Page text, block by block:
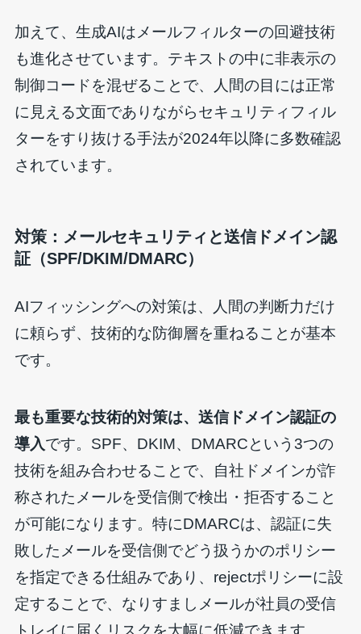
加えて、生成AIはメールフィルターの回避技術
も進化させています。テキストの中に非表示の
制御コードを混ぜることで、人間の目には正常
に見える文面でありながらセキュリティフィル
ターをすり抜ける手法が2024年以降に多数確認
されています。
対策：メールセキュリティと送信ドメイン認
証（SPF/DKIM/DMARC）
AIフィッシングへの対策は、人間の判断力だけ
に頼らず、技術的な防御層を重ねることが基本
です。
最も重要な技術的対策は、送信ドメイン認証の
導入です。SPF、DKIM、DMARCという3つの
技術を組み合わせることで、自社ドメインが詐
称されたメールを受信側で検出・拒否すること
が可能になります。特にDMARCは、認証に失
敗したメールを受信側でどう扱うかのポリシー
を指定できる仕組みであり、rejectポリシーに設
定することで、なりすましメールが社員の受信
トレイに届くリスクを大幅に低減できます。